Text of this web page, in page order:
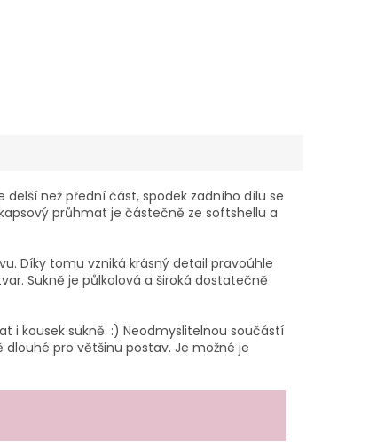
než přední část, spodek zadního dílu se
průhmat je částečně ze softshellu a
Díky tomu vzniká krásný detail pravoúhle
Sukně je půlkolová a široká dostatečně
i kousek sukně. :) Neodmyslitelnou součástí
pro většinu postav. Je možné je